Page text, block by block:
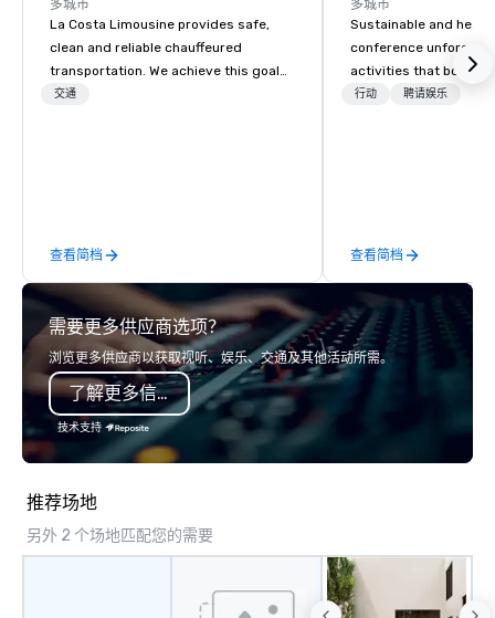
多城市
La Costa Limousine provides safe,
clean and reliable chauffeured
transportation. We achieve this goal
with highly trained chauffeurs, the
late model luxury vehicles to the
highly experienced and professional
team of chauffeurs and support staff;
you will know quality when you travel
with La Costa Limousine.
交通
查看简档
多城市
Sustainable and
conference
activities that boost
lower carbon
行动 聘请娱乐
查看简档
需要更多供应商选项？
浏览更多供应商以获取视听、娱乐、交通及其他活动所需。
了解更多信息
技术支持
推荐场地
另外 2 个场地匹配您的需要